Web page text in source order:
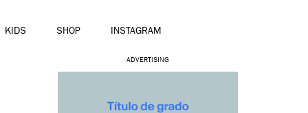
KIDS SHOP INSTAGRAM
ADVERTISING